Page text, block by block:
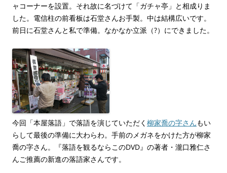
ャコーナーを設置。それ故に名づけて「ガチャ亭」と相成りま
した。電信柱の前看板は石堂さんお手製。中は結構広いです。
前日に石堂さんと私で準備。なかなか立派（?）にできました。
今回「本屋落語」で落語を演じていただく 柳家喬の字さんもい
らして最後の準備に大わらわ。手前のメガネをかけた方が柳家
喬の字さん。『落語を観るならこのDVD』の著者・瀧口雅仁さ
んご推薦の新進の落語家さんです。